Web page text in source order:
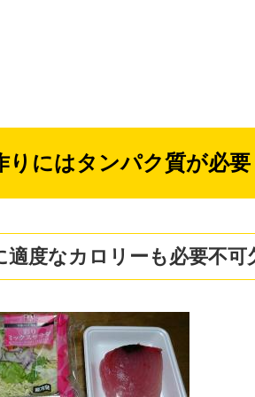
りにはタンパク質が必要
適度なカロリーも必要不可